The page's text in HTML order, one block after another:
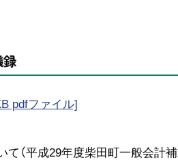
録
pdfファイル]
（平成29年度柴田町一般会計補